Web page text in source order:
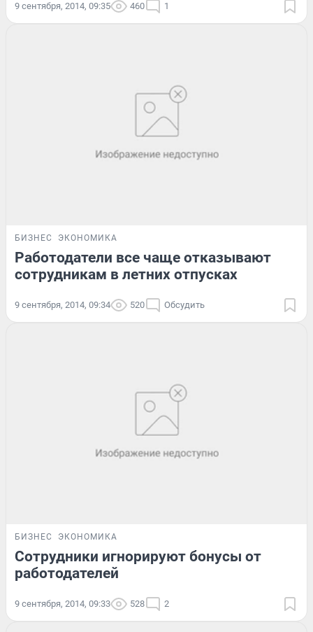
9 сентября, 2014, 09:35 460 1
БИЗНЕС ЭКОНОМИКА
Работодатели все чаще отказывают
сотрудникам в летних отпусках
9 сентября, 2014, 09:34 520 Обсудить
БИЗНЕС ЭКОНОМИКА
Сотрудники игнорируют бонусы от
работодателей
9 сентября, 2014, 09:33 528 2